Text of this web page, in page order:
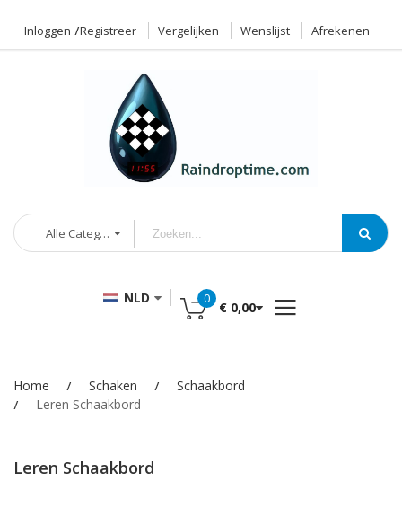
Inloggen Registreer Vergelijken Wenslijst Afrekenen
Alle Categorieën
NLD 0
€ 0,00
Home Schaken
Schaakbord
Leren Schaakbord
Leren Schaakbord